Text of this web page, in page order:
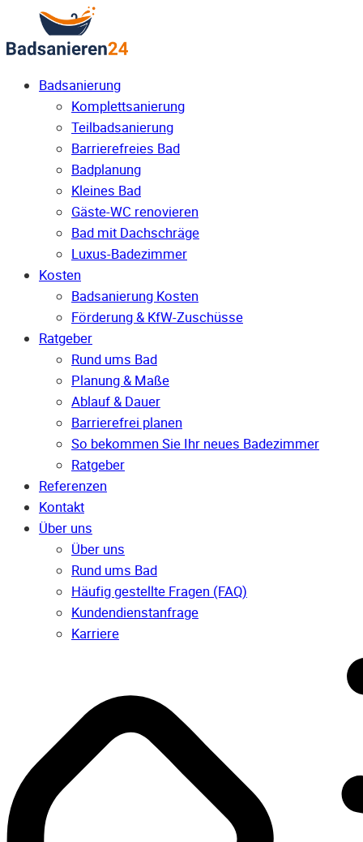
Badsanierung
Komplettsanierung
Teilbadsanierung
Barrierefreies Bad
Badplanung
Kleines Bad
Gäste-WC renovieren
Bad mit Dachschräge
Luxus-Badezimmer
Kosten
Badsanierung Kosten
Förderung & KfW-Zuschüsse
Ratgeber
Rund ums Bad
Planung & Maße
Ablauf & Dauer
Barrierefrei planen
So bekommen Sie Ihr neues Badezimmer
Ratgeber
Referenzen
Kontakt
Über uns
Über uns
Rund ums Bad
Häufig gestellte Fragen (FAQ)
Kunden­dienst­anfrage
Karriere